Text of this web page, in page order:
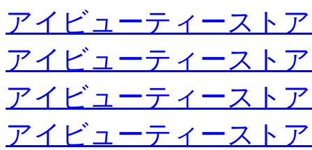
アイビューティースト
アイビューティースト
アイビューティースト
アイビューティースト